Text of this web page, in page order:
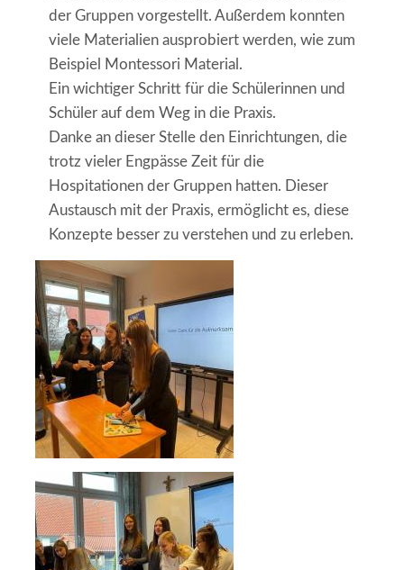
der Gruppen vorgestellt. Außerdem konnten
viele Materialien ausprobiert werden, wie zum
Beispiel Montessori Material.
Ein wichtiger Schritt für die Schülerinnen und
Schüler auf dem Weg in die Praxis.
Danke an dieser Stelle den Einrichtungen, die
trotz vieler Engpässe Zeit für die
Hospitationen der Gruppen hatten. Dieser
Austausch mit der Praxis, ermöglicht es, diese
Konzepte besser zu verstehen und zu erleben.